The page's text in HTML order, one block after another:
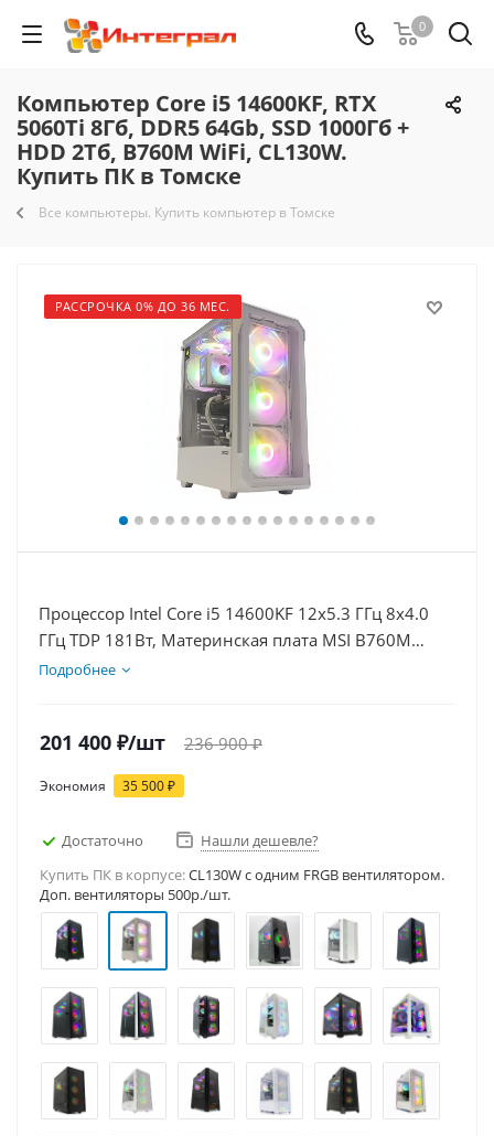
0
Компьютер Core i5 14600KF, RTX
5060Ti 8Гб, DDR5 64Gb, SSD 1000Гб +
HDD 2Тб, B760M WiFi, CL130W.
Купить ПК в Томске
Все компьютеры. Купить компьютер в Томске
РАССРОЧКА 0% ДО 36 МЕС.
Процессор Intel Core i5 14600KF 12x5.3 ГГц 8x4.0
ГГц TDP 181Вт, Материнская плата MSI B760M
BOMBER WIFI D5, Видеокарта RTX 5060Ti 8Гб,
Подробнее
201 400 ₽/шт 236 900₽
Экономия 35 500₽
Достаточно
Нашли дешевле?
Купить ПК в корпусе:CL130W c одним FRGB вентилятором.
Доп. вентиляторы 500р./шт.